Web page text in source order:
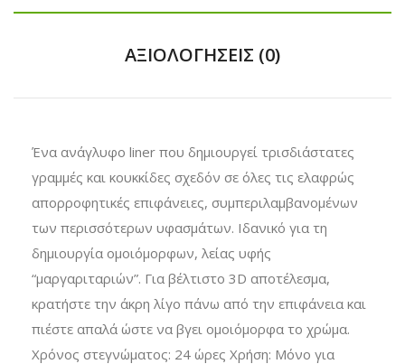
ΑΞΙΟΛΟΓΉΣΕΙΣ (0)
Ένα ανάγλυφο liner που δημιουργεί τρισδιάστατες
γραμμές και κουκκίδες σχεδόν σε όλες τις ελαφρώς
απορροφητικές επιφάνειες, συμπεριλαμβανομένων
των περισσότερων υφασμάτων. Ιδανικό για τη
δημιουργία ομοιόμορφων, λείας υφής
“μαργαριταριών”. Για βέλτιστο 3D αποτέλεσμα,
κρατήστε την άκρη λίγο πάνω από την επιφάνεια και
πιέστε απαλά ώστε να βγει ομοιόμορφα το χρώμα.
Χρόνος στεγνώματος: 24 ώρες Χρήση: Μόνο για